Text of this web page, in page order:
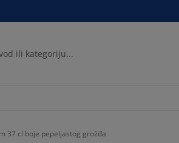
37 cl boje pepeljastog grožđa